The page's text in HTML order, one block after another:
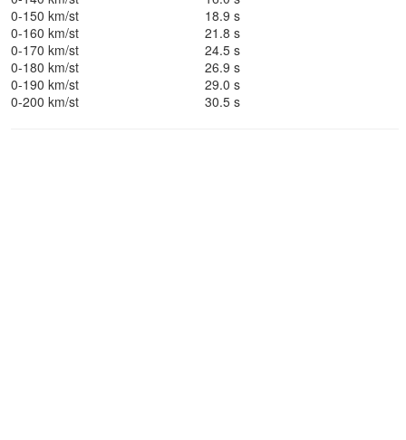
0-150 km/st
18.9 s
0-160 km/st
21.8 s
0-170 km/st
24.5 s
0-180 km/st
26.9 s
0-190 km/st
29.0 s
0-200 km/st
30.5 s